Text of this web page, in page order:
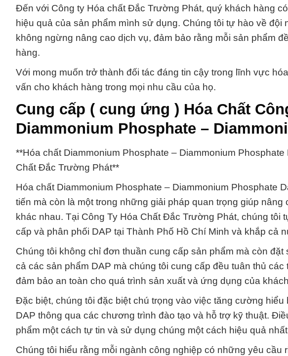
Đến với Công ty Hóa chất Đắc Trường Phát, quý khách hàng
hiệu quả của sản phẩm mình sử dụng. Chúng tôi tự hào về
không ngừng nâng cao dịch vụ, đảm bảo rằng mỗi sản phẩm
hàng.
Với mong muốn trở thành đối tác đáng tin cậy trong lĩnh vực
vấn cho khách hàng trong mọi nhu cầu của họ.
Cung cấp ( cung ứng ) Hóa Chất
Diammonium Phosphate –
**Hóa chất Diammonium Phosphate – Diammonium
Chất Đắc Trường Phát**
Hóa chất Diammonium Phosphate – Diammonium Phosphate
tiến mà còn là một trong những giải pháp quan trọng giúp
khác nhau. Tại Công Ty Hóa Chất Đắc Trường Phát, chúng tôi
cấp và phân phối DAP tại Thành Phố Hồ Chí Minh và khắp cả
Chúng tôi không chỉ đơn thuần cung cấp sản phẩm mà còn
cả các sản phẩm DAP mà chúng tôi cung cấp đều tuân thủ
đảm bảo an toàn cho quá trình sản xuất và ứng dụng của
Đặc biệt, chúng tôi đặc biệt chú trọng vào việc tăng cường
DAP thông qua các chương trình đào tạo và hỗ trợ kỹ thuật.
phẩm một cách tự tin và sử dụng chúng một cách hiệu quả
Chúng tôi hiểu rằng mỗi ngành công nghiệp có những yêu cầu